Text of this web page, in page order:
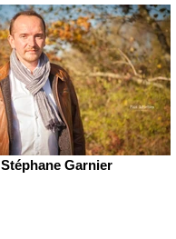
Stéphane Garnier